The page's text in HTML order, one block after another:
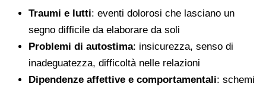
Traumi e lutti: eventi dolorosi che lasciano un
segno difficile da elaborare da soli
Problemi di autostima: insicurezza, senso di
inadeguatezza, difficoltà nelle relazioni
Dipendenze affettive e comportamentali: schemi